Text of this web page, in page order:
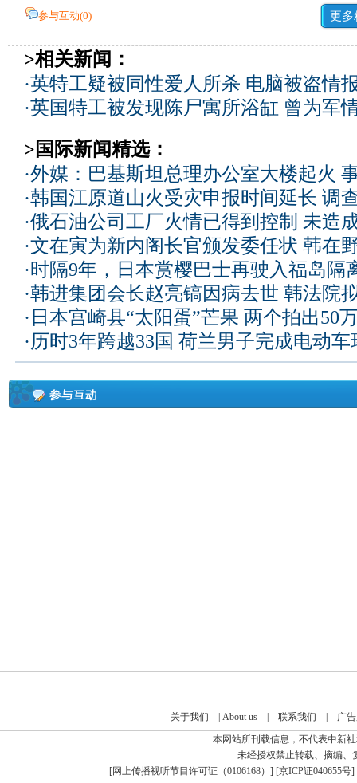
参与互动(0) 更多
>相关新闻：
·英特工疑被同性爱人所杀 电脑被盗情
·英国特工被发现陈尸寓所浴缸 曾为军
>国际新闻精选：
·外媒：巴基斯坦总理办公室大楼起火
·韩国江原道山火受灾申报时间延长 调
·俄石油公司工厂火情已得到控制 未造
·文在寅为新内阁长官颁发委任状 韩在
·时隔9年，日本赏樱巴士再驶入福岛隔
·韩进集团会长赵亮镐因病去世 韩法院
· 日本宫崎县“太阳蛋”芒果 两个拍出50
·历时3年跨越33国 荷兰男子完成电动车
关于我们 About us| 联系我们
广
本网站所刊载信息，不代表中新
未经授权禁止转载、摘编、
[网上传播视听节目许可证（0106168） ] [京ICP证040655号]